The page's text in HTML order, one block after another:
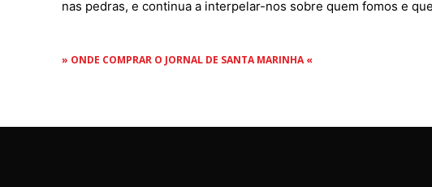
nas pedras, e continua a interpelar-nos sobre quem fomos e
» ONDE COMPRAR O JORNAL DE SANTA MARINHA «